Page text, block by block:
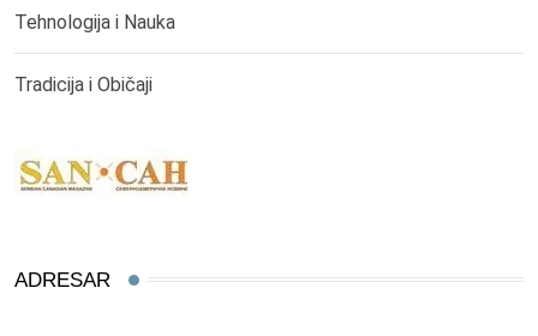
Tehnologija i Nauka
Tradicija i Običaji
ADRESAR